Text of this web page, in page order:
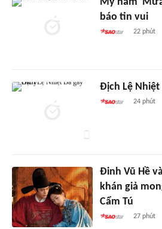
báo tin vui
22 phút
Địch Lệ Nhiệt
24 phút
Đinh Vũ Hề
khán giả
Cẩm Tú
27 phút